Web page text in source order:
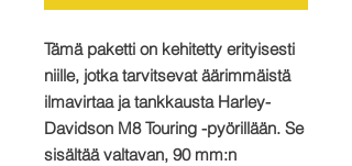
Tämä paketti on kehitetty erityisesti
niille, jotka tarvitsevat äärimmäistä
ilmavirtaa ja tankkausta Harley-
Davidson M8 Touring -pyörillään. Se
sisältää valtavan, 90 mm:n